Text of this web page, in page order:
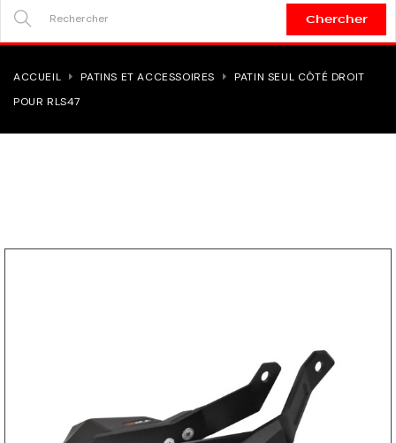
Chercher
ACCUEIL PATINS ET ACCESSOIRES
PATIN SEUL CÔTÉ DROIT
POUR RLS47